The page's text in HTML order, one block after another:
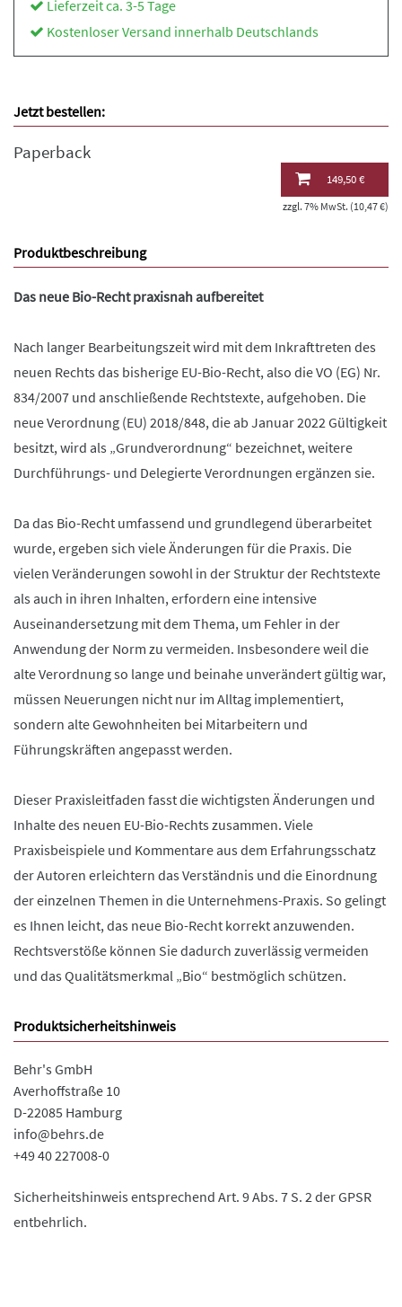
Lieferzeit ca. 3-5 Tage
Kostenloser Versand innerhalb Deutschlands
Jetzt bestellen:
Paperback
149,50 €
zzgl. 7% MwSt. (10,47 €)
Produktbeschreibung
Das neue Bio-Recht praxisnah aufbereitet
Nach langer Bearbeitungszeit wird mit dem Inkrafttreten des
neuen Rechts das bisherige EU-Bio-Recht, also die VO (EG) Nr.
834/2007 und anschließende Rechtstexte, aufgehoben. Die
neue Verordnung (EU) 2018/848, die ab Januar 2022 Gültigkeit
besitzt, wird als „Grundverordnung“ bezeichnet, weitere
Durchführungs- und Delegierte Verordnungen ergänzen sie.
Da das Bio-Recht umfassend und grundlegend überarbeitet
wurde, ergeben sich viele Änderungen für die Praxis. Die
vielen Veränderungen sowohl in der Struktur der Rechtstexte
als auch in ihren Inhalten, erfordern eine intensive
Auseinandersetzung mit dem Thema, um Fehler in der
Anwendung der Norm zu vermeiden. Insbesondere weil die
alte Verordnung so lange und beinahe unverändert gültig war,
müssen Neuerungen nicht nur im Alltag implementiert,
sondern alte Gewohnheiten bei Mitarbeitern und
Führungskräften angepasst werden.
Dieser Praxisleitfaden fasst die wichtigsten Änderungen und
Inhalte des neuen EU-Bio-Rechts zusammen. Viele
Praxisbeispiele und Kommentare aus dem Erfahrungsschatz
der Autoren erleichtern das Verständnis und die Einordnung
der einzelnen Themen in die Unternehmens-Praxis. So gelingt
es Ihnen leicht, das neue Bio-Recht korrekt anzuwenden.
Rechtsverstöße können Sie dadurch zuverlässig vermeiden
und das Qualitätsmerkmal „Bio“ bestmöglich schützen.
Produktsicherheitshinweis
Behr's GmbH
Averhoffstraße 10
D-22085 Hamburg
info@behrs.de
+49 40 227008-0
Sicherheitshinweis entsprechend Art. 9 Abs. 7 S. 2 der GPSR
entbehrlich.